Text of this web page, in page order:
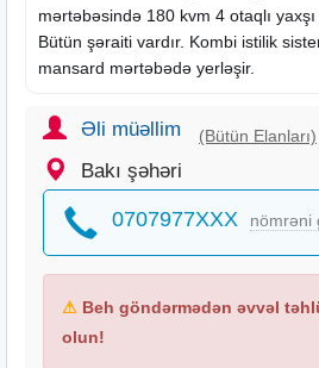
mərtəbəsində 180 kvm 4 otaqlı yaxşı
Bütün şəraiti vardır. Kombi istilik
mansard mərtəbədə yerləşir.
Əli müəllim (Bütün Elanları)
Bakı şəhəri
0707977XXX nömrəni
⚠ Beh göndərmədən əvvəl
olun!